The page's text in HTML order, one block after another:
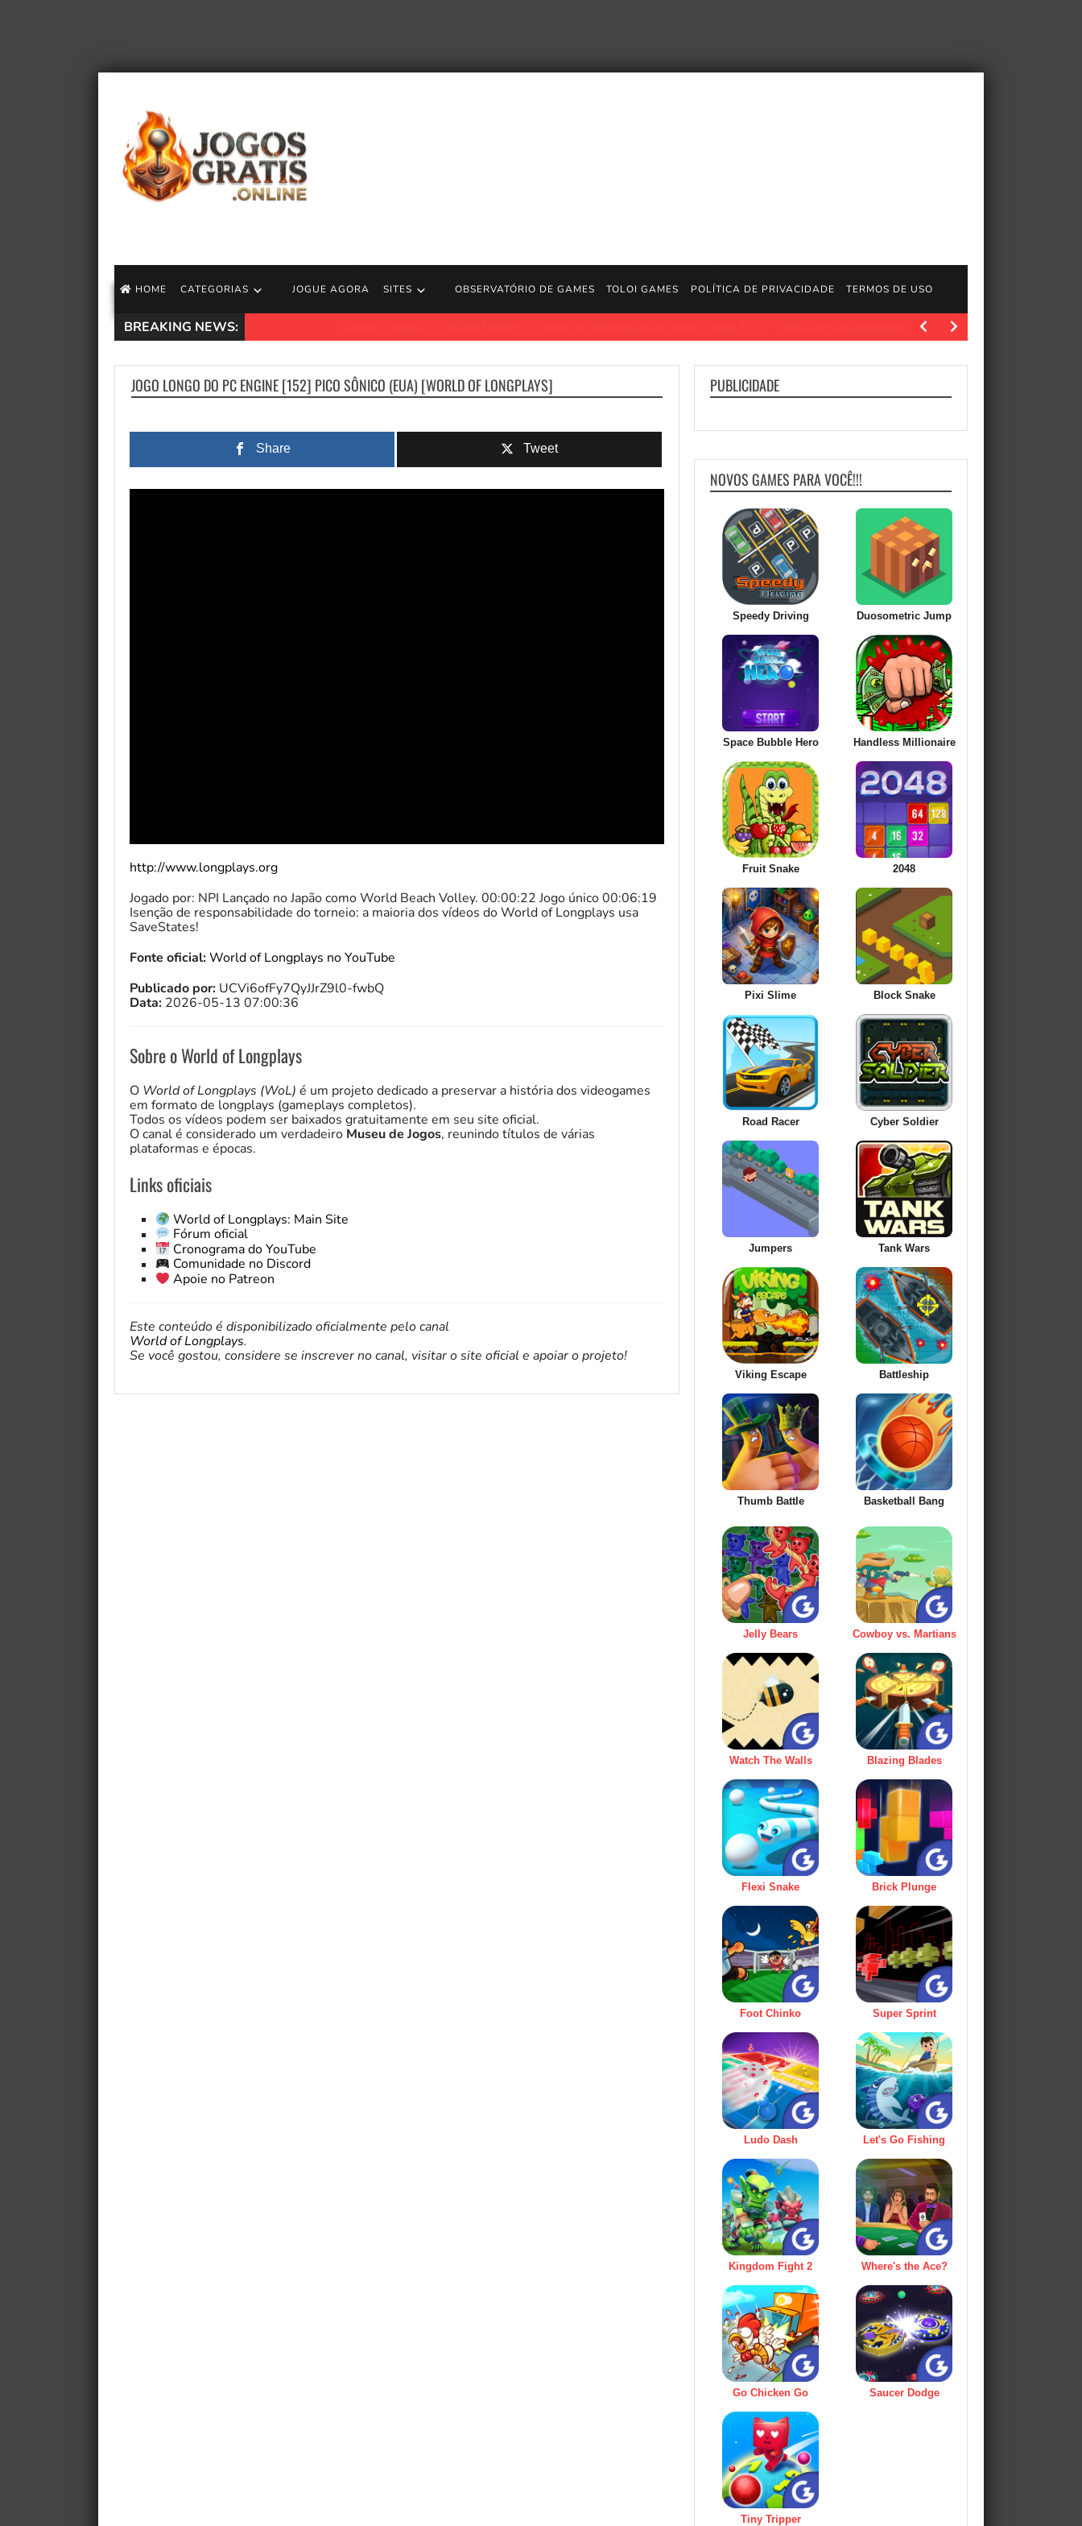
HOME CATEGORIAS JOGUE AGORA SITES OBSERVATÓRIO DE GAMES TOLOI GAMES POLÍTICA DE PRIVACIDADE TERMOS DE USO
BREAKING NEWS: https://www.playstation.com/en-us/games/captain-tsubasa-2-world-
JOGO LONGO DO PC ENGINE [152] PICO SÔNICO (EUA) [WORLD OF LONGPLAYS]
Share Tweet
http://www.longplays.org
Jogado por: NPI Lançado no Japão como World Beach Volley. 00:00:22 Jogo único 00:06:19
Isenção de responsabilidade do torneio: a maioria dos vídeos do World of Longplays usa
SaveStates!
Fonte oficial:World of Longplays no YouTube
Publicado por: UCVi6ofFy7QyJJrZ9l0-fwbQ
Data: 2026-05-13 07:00:36
Sobre o World of Longplays
O World of Longplays (WoL) é um projeto dedicado a preservar a história dos videogames
em formato de longplays (gameplays completos).
Todos os vídeos podem ser baixados gratuitamente em seu site oficial.
O canal é considerado um verdadeiro Museu de Jogos, reunindo títulos de várias
plataformas e épocas.
Links oficiais
World of Longplays: Main Site
Fórum oficial
Cronograma do YouTube
Comunidade no Discord
Apoie no Patreon
Este conteúdo é disponibilizado oficialmente pelo canal
World of Longplays.
Se você gostou, considere se inscrever no canal, visitar o site oficial e apoiar o projeto!
PUBLICIDADE
NOVOS GAMES PARA VOCÊ!!!
Speedy Driving Duosometric Jump
Space Bubble Hero Handless Millionaire
Fruit Snake 2048
Pixi Slime Block Snake
Road Racer Cyber Soldier
Jumpers Tank Wars
Viking Escape Battleship
Thumb Battle Basketball Bang
Jelly Bears Cowboy vs. Martians
Watch The Walls Blazing Blades
Flexi Snake Brick Plunge
Foot Chinko Super Sprint
Ludo Dash Let's Go Fishing
Kingdom Fight 2 Where's the Ace?
Go Chicken Go Saucer Dodge
Tiny Tripper